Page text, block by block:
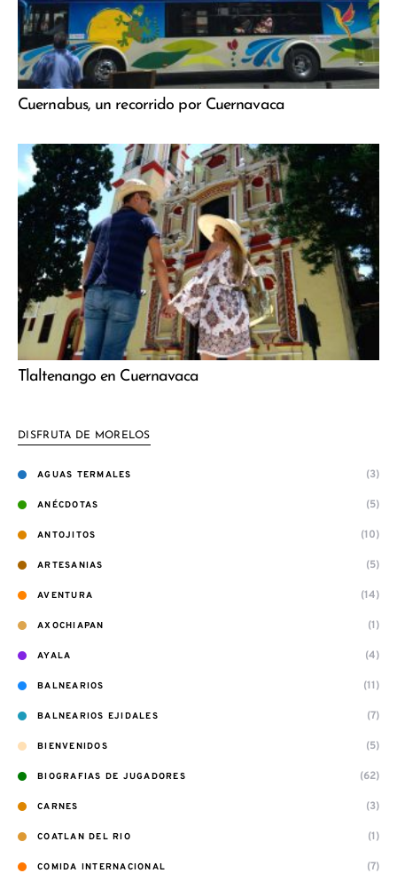
Cuernabus, un recorrido por Cuernavaca
Tlaltenango en Cuernavaca
DISFRUTA DE MORELOS
AGUAS TERMALES (3)
ANÉCDOTAS (5)
ANTOJITOS (10)
ARTESANIAS (5)
AVENTURA (14)
AXOCHIAPAN (1)
AYALA (4)
BALNEARIOS (11)
BALNEARIOS EJIDALES (7)
BIENVENIDOS (5)
BIOGRAFIAS DE JUGADORES (62)
CARNES (3)
COATLAN DEL RIO (1)
COMIDA INTERNACIONAL (7)